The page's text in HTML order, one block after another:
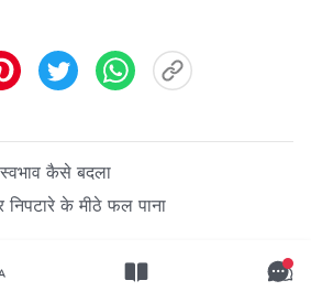
कैसे बदला
के मीठे फल पाना